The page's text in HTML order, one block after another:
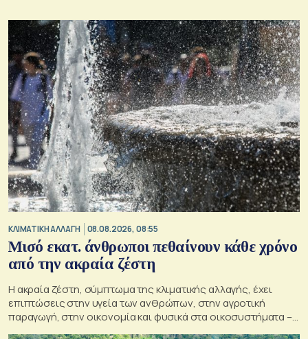
ΚΛΙΜΑΤΙΚΗ ΑΛΛΑΓΗ 08.08.2026, 08:55
Μισό εκατ. άνθρωποι πεθαίνουν κάθε χρόνο
από την ακραία ζέστη
Η ακραία ζέστη, σύμπτωμα της κλιματικής αλλαγής, έχει
επιπτώσεις στην υγεία των ανθρώπων, στην αγροτική
παραγωγή, στην οικονομία και φυσικά στα οικοσυστήματα –
Κρίσιμος ο παράγοντας της πρόληψης